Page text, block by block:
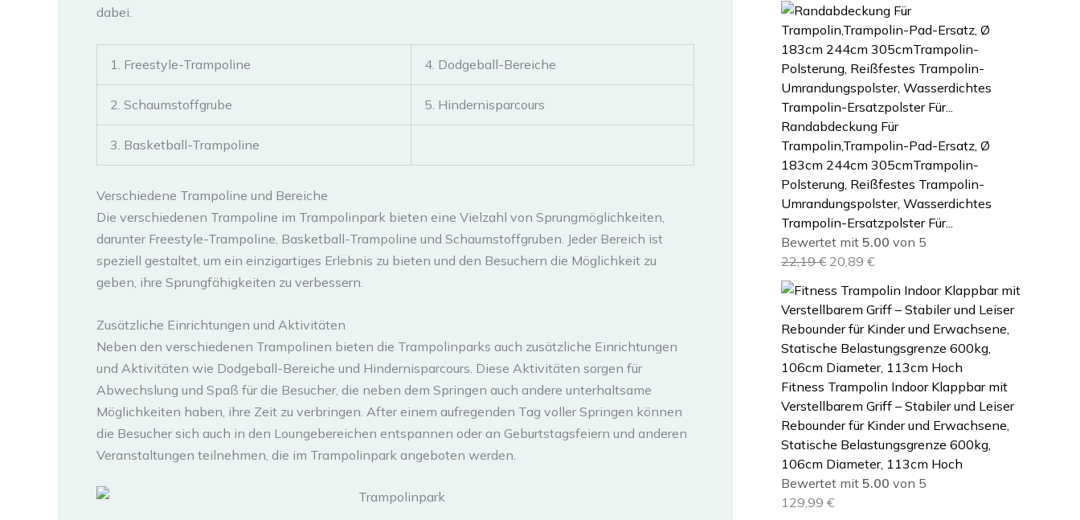
dabei.
1. Freestyle-Trampoline 4. Dodgeball-Bereiche
2. Schaumstoffgrube 5. Hindernisparcours
3. Basketball-Trampoline
Verschiedene Trampoline und Bereiche
Die verschiedenen Trampoline im Trampolinpark bieten eine Vielzahl von Sprungmöglichkeiten,
darunter Freestyle-Trampoline, Basketball-Trampoline und Schaumstoffgruben. Jeder Bereich ist
speziell gestaltet, um ein einzigartiges Erlebnis zu bieten und den Besuchern die Möglichkeit zu
geben, ihre Sprungfähigkeiten zu verbessern.
Zusätzliche Einrichtungen und Aktivitäten
Neben den verschiedenen Trampolinen bieten die Trampolinparks auch zusätzliche Einrichtungen
und Aktivitäten wie Dodgeball-Bereiche und Hindernisparcours. Diese Aktivitäten sorgen für
Abwechslung und Spaß für die Besucher, die neben dem Springen auch andere unterhaltsame
Möglichkeiten haben, ihre Zeit zu verbringen. After einem aufregenden Tag voller Springen können
die Besucher sich auch in den Loungebereichen entspannen oder an Geburtstagsfeiern und anderen
Veranstaltungen teilnehmen, die im Trampolinpark angeboten werden.
Randabdeckung Für
Trampolin,Trampolin-Pad-Ersatz, Ø
183cm 244cm 305cmTrampolin-
Polsterung, Reißfestes Trampolin-
Umrandungspolster, Wasserdichtes
Trampolin-Ersatzpolster Für...
Bewertet mit 5.00 von 5
22,19€ U
s
p
r
ü
n
g
l
i
c
h
e
r
20,89 €A
t
u
e
l
l
e
r
P
r
e
i
Fitness Trampolin Indoor Klappbar mit
Verstellbarem Griff – Stabiler und Leiser
Rebounder für Kinder und Erwachsene,
Statische Belastungsgrenze 600kg,
106cm Diameter, 113cm Hoch
Bewertet mit 5.00 von 5
129,99 €